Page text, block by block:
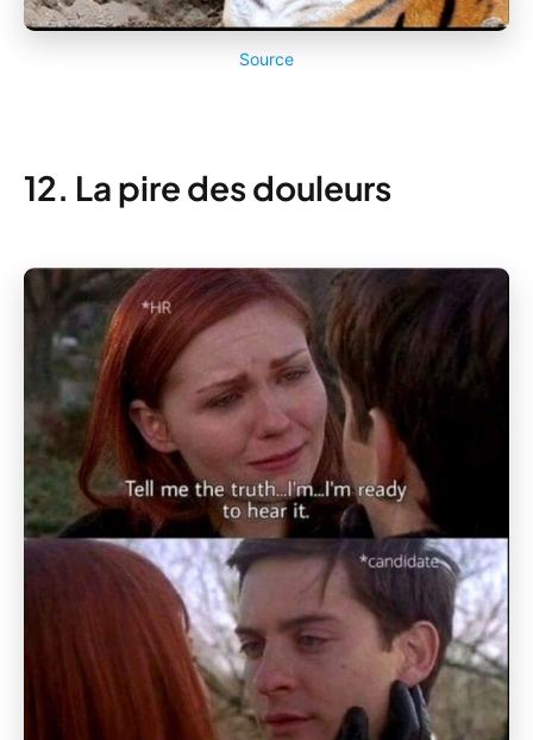
Source
12. La pire des douleurs